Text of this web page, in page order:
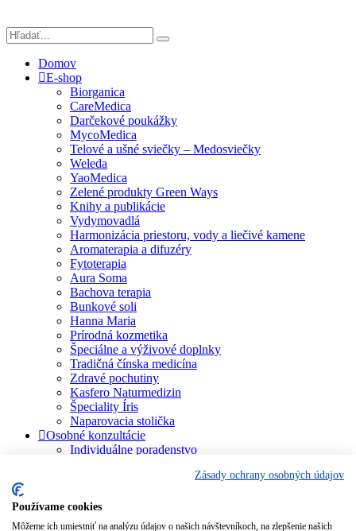
Domov
E-shop
Biorganica
CareMedica
Darčekové poukážky
MycoMedica
Telové a ušné sviečky – Medosviečky
Weleda
YaoMedica
Zelené produkty Green Ways
Knihy a publikácie
Vydymovadlá
Harmonizácia priestoru, vody a liečivé kamene
Aromaterapia a difuzéry
Fytoterapia
Aura Soma
Bachova terapia
Bunkové soli
Hanna Maria
Prírodná kozmetika
Špeciálne a výživové doplnky
Tradičná čínska medicína
Zdravé pochutiny
Kasfero Naturmedizin
Špeciality Íris
Naparovacia stolička
Osobné konzultácie
Individuálne poradenstvo
Aromaterapia
Homeopatia
Zásady ochrany osobných údajov
Používame cookies
Môžeme ich umiestniť na analýzu údajov o našich návštevníkoch, na zlepšenie našich